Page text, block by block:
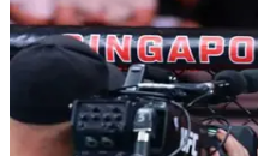
რომ მისმა კლიენტმა
სადებიუტო ჩხუბი ილია